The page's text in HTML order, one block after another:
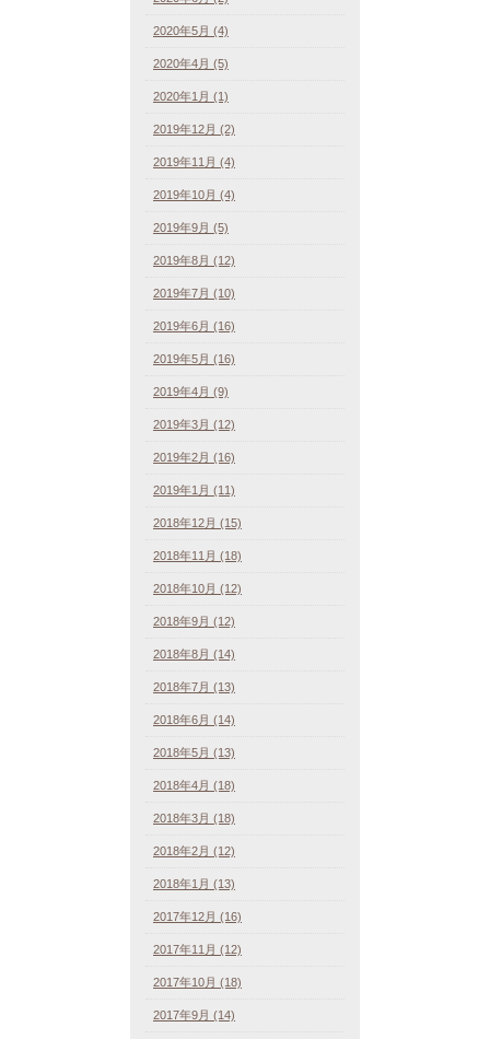
2020年5月 (4)
2020年4月 (5)
2020年1月 (1)
2019年12月 (2)
2019年11月 (4)
2019年10月 (4)
2019年9月 (5)
2019年8月 (12)
2019年7月 (10)
2019年6月 (16)
2019年5月 (16)
2019年4月 (9)
2019年3月 (12)
2019年2月 (16)
2019年1月 (11)
2018年12月 (15)
2018年11月 (18)
2018年10月 (12)
2018年9月 (12)
2018年8月 (14)
2018年7月 (13)
2018年6月 (14)
2018年5月 (13)
2018年4月 (18)
2018年3月 (18)
2018年2月 (12)
2018年1月 (13)
2017年12月 (16)
2017年11月 (12)
2017年10月 (18)
2017年9月 (14)